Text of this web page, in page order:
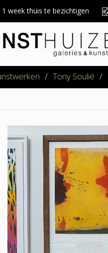
1 week thuis te bezichtigen
/ Tony Soulié /